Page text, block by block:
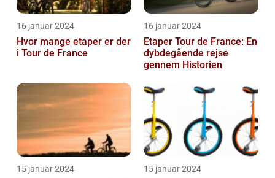
16 januar 2024
Hvor mange etaper er der
i Tour de France
16 januar 2024
Etaper Tour de France: En
dybdegående rejse
gennem Historien
15 januar 2024 15 januar 2024